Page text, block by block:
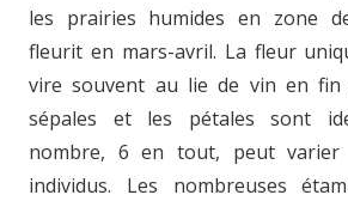
les prairies humides en zone
fleurit en mars-avril. La fleur
vire souvent au lie de vin en fin
sépales et les pétales sont
nombre, 6 en tout, peut varier
individus. Les nombreuses